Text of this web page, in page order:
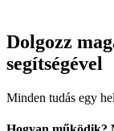
Dolgozz
segítségével
Minden tudás egy